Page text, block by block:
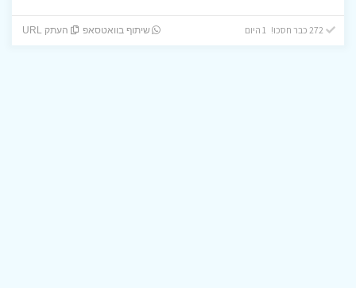
272 כבר חסכו! 1 היום שיתוף בוואטסאפ העתק URL